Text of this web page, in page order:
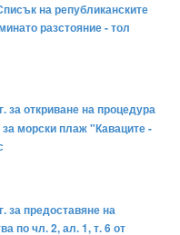
на републиканските
разстояние - тол
откриване на процедура
за морски плаж "Каваците -
за предоставяне на
по чл. 2, ал. 1, т. 6 от